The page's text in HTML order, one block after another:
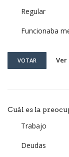
Regular
Funcionaba
VOTAR Ver
Cuál es la
Trabajo
Deudas